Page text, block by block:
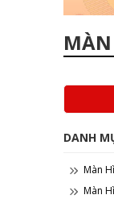
DANH
Màn
Màn